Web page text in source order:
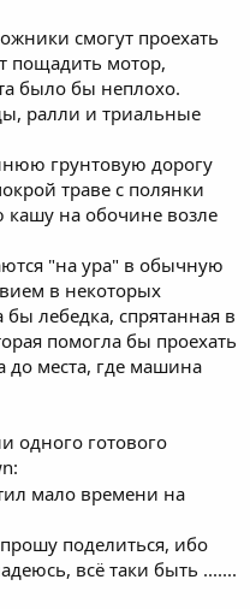
смогут проехать
пощадить мотор,
было бы неплохо.
ралли и триальные
грунтовую дорогу
траве с полянки
на обочине возле
"на ура" в обычную
в некоторых
бы лебедка, спрятанная в
помогла бы проехать
до места, где машина
одного готового
мало времени на
поделиться, ибо
всё таки быть .......